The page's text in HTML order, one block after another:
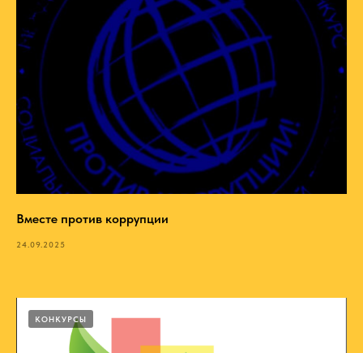
Вместе против коррупции
24.09.2025
КОНКУРСЫ